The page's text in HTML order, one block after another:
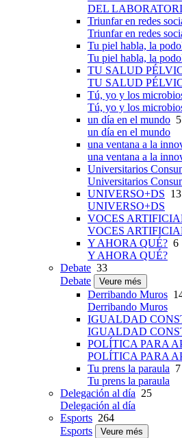
DEL
Triunfar en redes
Triunfar en redes
Tu piel habla, la
Tu piel habla, la
TU SALUD
TU SALUD
Tú, yo y los
Tú, yo y los
un día en el mundo
un día en el mundo
una ventana a la
una ventana a la
Universitarios
Universitarios
UNIVERSO+DS 13
UNIVERSO+DS
VOCES
VOCES
Y AHORA QUÉ? 6
Y AHORA QUÉ?
Debate 33
Debate
Veure més
Derribando Muros
Derribando Muros
IGUALDAD
IGUALDAD
POLÍTICA PARA
POLÍTICA PARA
Tu prens la paraula 7
Tu prens la paraula
Delegación al día 25
Delegación al día
Esports 264
Esports
Veure més